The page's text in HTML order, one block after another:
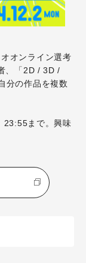
オンライン選考
、「2D / 3D /
分の作品を複数
23:55まで。興味